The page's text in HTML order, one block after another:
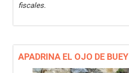
fiscales.
APADRINA EL OJO DE BUEY